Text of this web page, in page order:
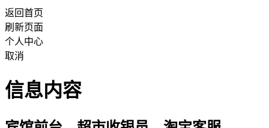
返回首页
刷新页面
个人中心
取消
信息内容